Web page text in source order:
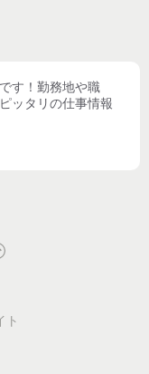
す！勤務地や職
ッタリの仕事情報
ト